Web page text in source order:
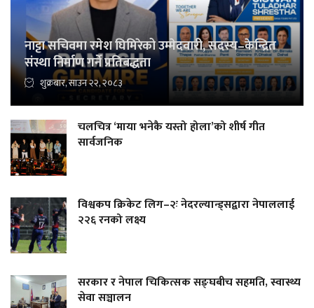
नाट्टा सचिवमा रमेश घिमिरेको उम्मेदवारी, सदस्य–केन्द्रित
संस्था निर्माण गर्ने प्रतिबद्धता
शुक्रबार, साउन २२, २०८३
चलचित्र ‘माया भनेकै यस्तो होला’को शीर्ष गीत
सार्वजनिक
विश्वकप क्रिकेट लिग–२ः नेदरल्यान्ड्सद्वारा नेपाललाई
२२६ रनको लक्ष्य
सरकार र नेपाल चिकित्सक सङ्घबीच सहमति, स्वास्थ्य
सेवा सञ्चालन